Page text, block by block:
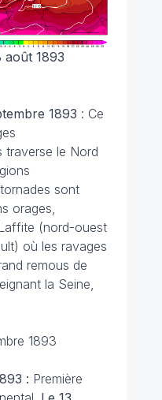
août 1893
1893 : Ce
traverse le Nord
sont
orages,
(nord-ouest
où les ravages
remous de
la Seine,
1893
: Première